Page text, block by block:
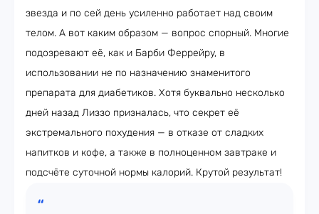
звезда и по сей день усиленно работает над своим
телом. А вот каким образом — вопрос спорный. Многие
подозревают её, как и Барби Феррейру, в
использовании не по назначению знаменитого
препарата для диабетиков. Хотя буквально несколько
дней назад Лиззо призналась, что секрет её
экстремального похудения — в отказе от сладких
напитков и кофе, а также в полноценном завтраке и
подсчёте суточной нормы калорий. Крутой результат!